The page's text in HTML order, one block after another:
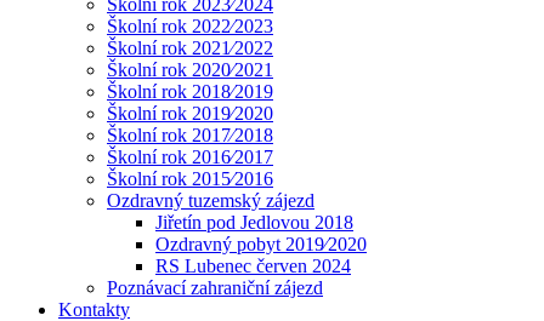
Školní rok 2023⁄2024
Školní rok 2022⁄2023
Školní rok 2021⁄2022
Školní rok 2020⁄2021
Školní rok 2018⁄2019
Školní rok 2019⁄2020
Školní rok 2017⁄2018
Školní rok 2016⁄2017
Školní rok 2015⁄2016
Ozdravný tuzemský zájezd
Jiřetín pod Jedlovou 2018
Ozdravný pobyt 2019⁄2020
RS Lubenec červen 2024
Poznávací zahraniční zájezd
Kontakty